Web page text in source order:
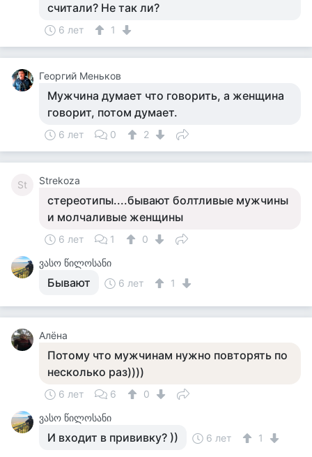
считали? Не так ли?
6 лет 1
Георгий Меньков
Мужчина думает что говорить, а женщина
говорит, потом думает.
6 лет 0 2
St Strekoza
стереотипы....бывают болтливые мужчины
и молчаливые женщины
6 лет 1
0
ვასო წილოსანი
Бывают 6 лет 1
Алёна
Потому что мужчинам нужно повторять по
несколько раз))))
6 лет 6
0
ვასო წილოსანი
И входит в прививку? )) 6 лет 1